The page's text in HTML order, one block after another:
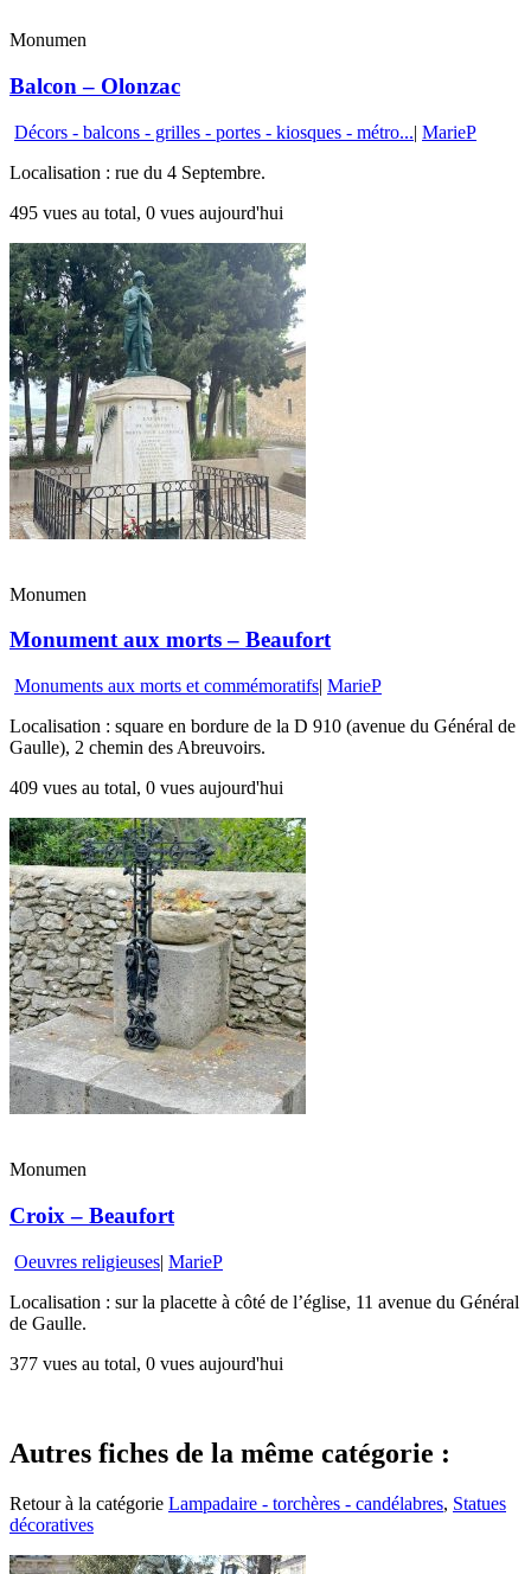
Monumen
Balcon – Olonzac
Décors - balcons - grilles - portes - kiosques - métro...| MarieP
Localisation : rue du 4 Septembre.
495 vues au total, 0 vues aujourd'hui
Monumen
Monument aux morts – Beaufort
Monuments aux morts et commémoratifs| MarieP
Localisation : square en bordure de la D 910 (avenue du Général de
Gaulle), 2 chemin des Abreuvoirs.
409 vues au total, 0 vues aujourd'hui
Monumen
Croix – Beaufort
Oeuvres religieuses| MarieP
Localisation : sur la placette à côté de l’église, 11 avenue du Général
de Gaulle.
377 vues au total, 0 vues aujourd'hui
Autres fiches de la même catégorie :
Retour à la catégorie Lampadaire - torchères - candélabres, Statues
décoratives